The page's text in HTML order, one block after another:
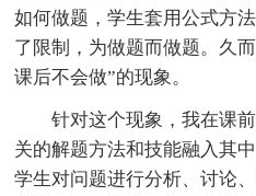
如何做题，学生套用公式方
了限制，为做题而做题。久
课后不会做”的现象。
针对这个现象，我在课
关的解题方法和技能融入其
学生对问题进行分析、讨论